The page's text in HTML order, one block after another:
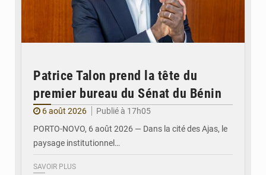
Patrice Talon prend la tête du
premier bureau du Sénat du Bénin
6 août 2026
Publié à 17h05
PORTO-NOVO, 6 août 2026 — Dans la cité des Ajas, le
paysage institutionnel…
SAVOIR PLUS